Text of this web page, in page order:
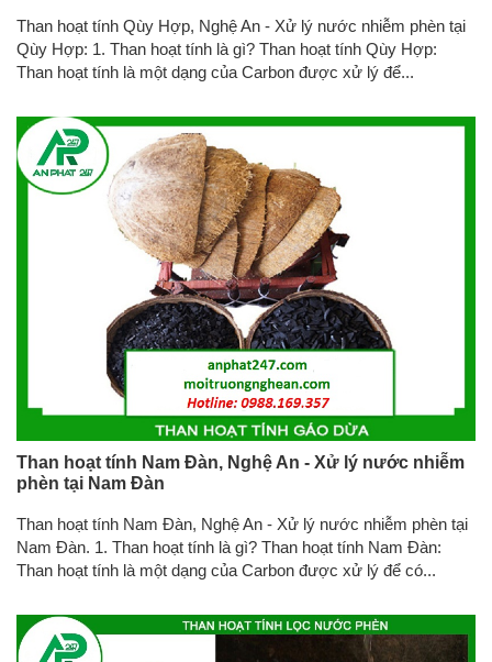
Than hoạt tính Qùy Hợp, Nghệ An - Xử lý nước nhiễm phèn tại
Qùy Hợp: 1. Than hoạt tính là gì? Than hoạt tính Qùy Hợp:
Than hoạt tính là một dạng của Carbon được xử lý để...
Than hoạt tính Nam Đàn, Nghệ An - Xử lý nước nhiễm
phèn tại Nam Đàn
Than hoạt tính Nam Đàn, Nghệ An - Xử lý nước nhiễm phèn tại
Nam Đàn. 1. Than hoạt tính là gì? Than hoạt tính Nam Đàn:
Than hoạt tính là một dạng của Carbon được xử lý để có...